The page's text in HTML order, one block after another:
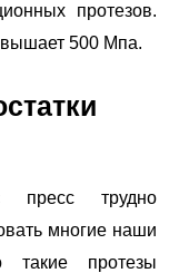
протезов.
500 Мпа.
пресс трудно
многие наши
такие протезы